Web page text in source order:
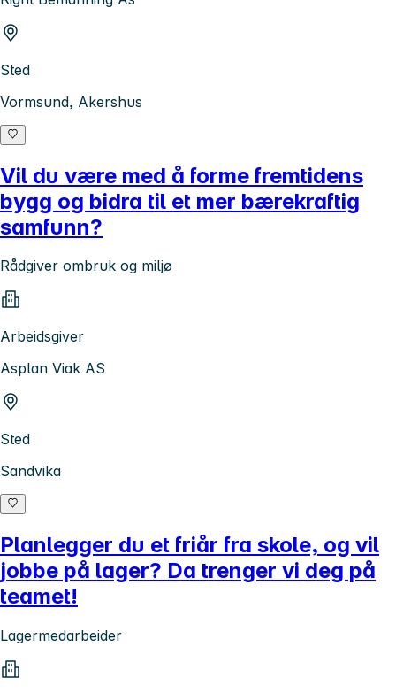
Sted
Vormsund, Akershus
Vil du være med å forme fremtidens
bygg og bidra til et mer bærekraftig
samfunn?
Rådgiver ombruk og miljø
Arbeidsgiver
Asplan Viak AS
Sted
Sandvika
Planlegger du et friår fra skole, og vil
jobbe på lager? Da trenger vi deg på
teamet!
Lagermedarbeider